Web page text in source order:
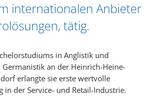
internationalen Anbieter
tätig.
in Anglistik und
an der Heinrich-Heine-
erlangte sie erste wertvolle
in der Service- und Retail-Industrie.